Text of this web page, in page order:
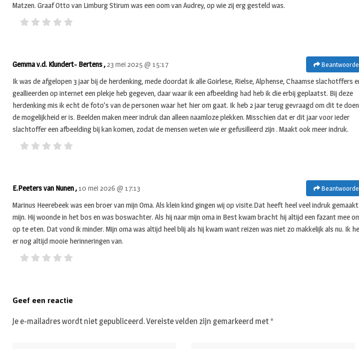
Matzen. Graaf Otto van Limburg Stirum was een oom van Audrey, op wie zij erg gesteld was.
Gemma v.d. Klundert- Bertens ,23 mei 2025 @ 15:17
Ik was de afgelopen 3 jaar bij de herdenking, mede doordat ik alle Goirlese, Rielse, Alphense, Chaamse slachotffers
geallieerden op internet een plekje heb gegeven, daar waar ik een afbeelding had heb ik die erbij geplaatst. Bij deze
herdenking mis ik echt de foto’s van de personen waar het hier om gaat. Ik heb 2 jaar terug gevraagd om dit te
de mogelijkheid er is. Beelden maken meer indruk dan alleen naamloze plekken. Misschien dat er dit jaar voor ieder
slachtoffer een afbeelding bij kan komen, zodat de mensen weten wie er gefusilleerd zijn . Maakt ook meer indruk.
E.Peeters van Nunen , 10 mei 2026 @ 17:13
Marinus Heerebeek was een broer van mijn Oma. Als klein kind gingen wij op visite.Dat heeft heel veel indruk
mijn. Hij woonde in het bos en was boswachter. Als hij naar mijn oma in Best kwam bracht hij altijd een fazant mee
op te eten. Dat vond ik minder. Mijn oma was altijd heel blij als hij kwam want reizen was niet zo makkelijk als nu. Ik
er nog altijd mooie herinneringen van.
Geef een reactie
Je e-mailadres wordt niet gepubliceerd.Vereiste velden zijn gemarkeerd met *